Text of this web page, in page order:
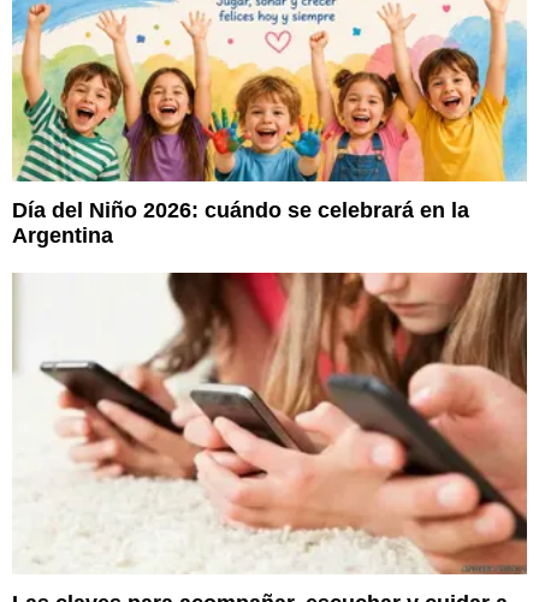
Día del Niño 2026: cuándo se celebrará en la
Argentina